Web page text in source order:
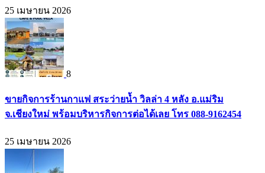
25 เมษายน 2026
8
ขายกิจการร้านกาแฟ สระว่ายน้ำ วิลล่า 4 หลัง อ.แม่ริม
จ.เชียงใหม่ พร้อมบริหารกิจการต่อได้เลย โทร 088-9162454
25 เมษายน 2026